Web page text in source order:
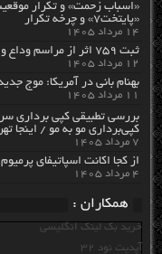
«اسباب زحمت» و تکرار
«پایتخت۷» و چرخه تکرار
۱۴ مرداد ۱۴۰۵
ثبت ۷۵۹ اثر از مراسم وداع و تشییع رهبر شهید انقلاب
۱۲ مرداد ۱۴۰۵
بهنام بانی در آمریکا: موج
۱۱ مرداد ۱۴۰۵
بررسی تطبیقی کپی برداری
کپی‌برداری مو به مو / اینجا
۷ مرداد ۱۴۰۵
از کجا اکانت اسپاتیفای پرمیوم بخریم؟ معرفی
۴ مرداد ۱۴۰۵
همکاران :
خرید بک لینک انگلیسی
آپدیت نود 32